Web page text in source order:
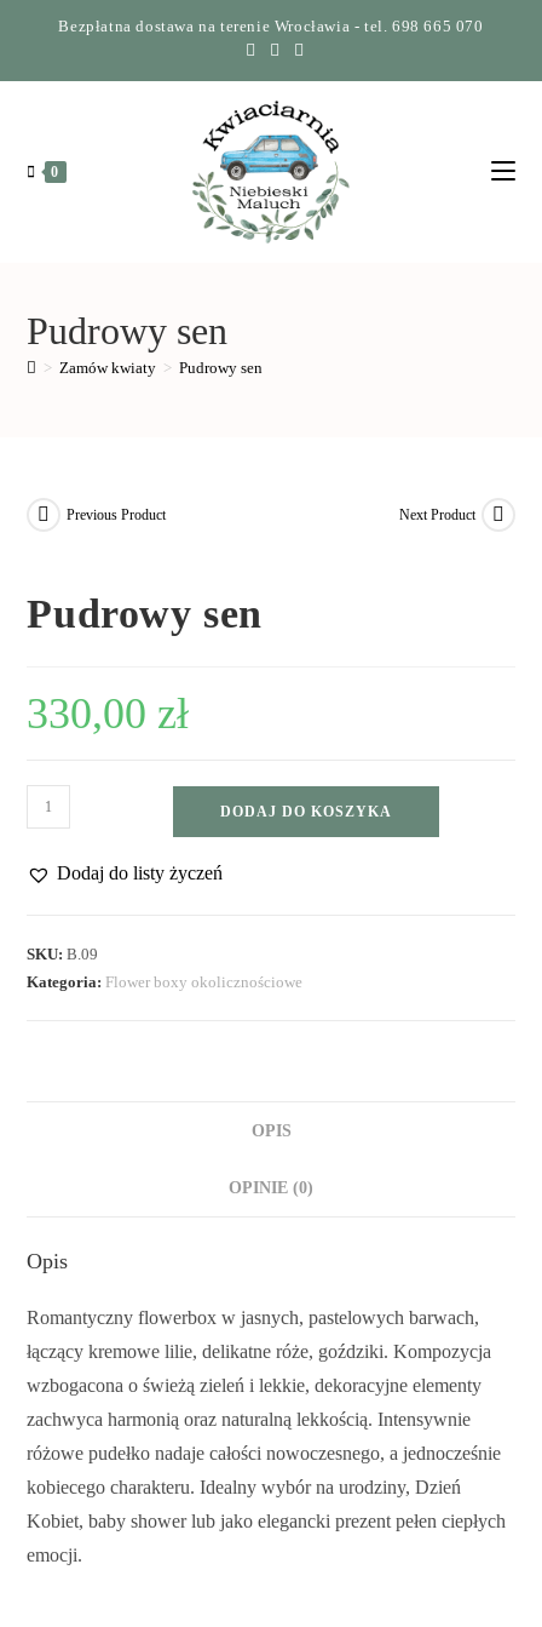
Bezpłatna dostawa na terenie Wrocławia - tel. 698 665 070
0
Pudrowy sen
> Zamów kwiaty > Pudrowy sen
Previous Product Next Product
Pudrowy sen
330,00 zł
DODAJ DO KOSZYKA
Dodaj do listy życzeń
SKU:B.09
Kategoria: Flower boxy okolicznościowe
OPIS
OPINIE (0)
Opis
Romantyczny flowerbox w jasnych, pastelowych barwach,
łączący kremowe lilie, delikatne róże, goździki. Kompozycja
wzbogacona o świeżą zieleń i lekkie, dekoracyjne elementy
zachwyca harmonią oraz naturalną lekkością. Intensywnie
różowe pudełko nadaje całości nowoczesnego, a jednocześnie
kobiecego charakteru. Idealny wybór na urodziny, Dzień
Kobiet, baby shower lub jako elegancki prezent pełen ciepłych
emocji.